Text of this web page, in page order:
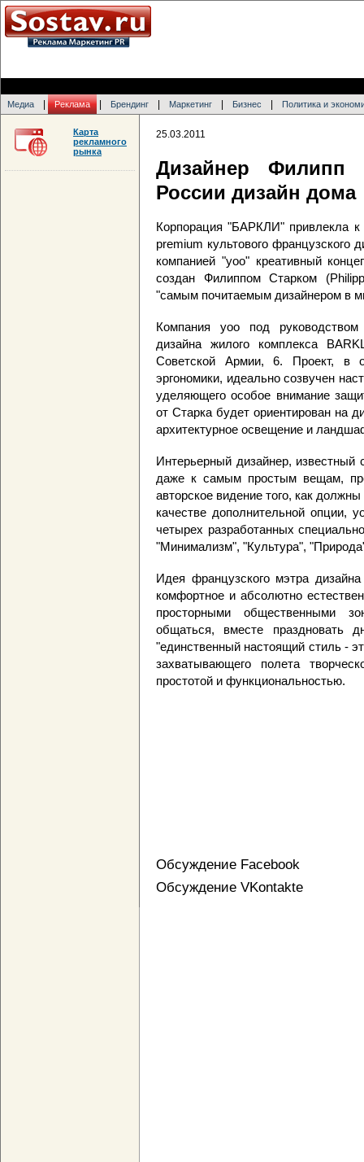
Медиа Реклама Брендинг Маркетинг Бизнес Политика и
25.03.2011
Дизайнер Филипп
России дизайн дома
Корпорация "БАРКЛИ" привлекла
premium культового французского
компанией "yoo" креативный
создан Филиппом Старком
"самым почитаемым дизайнером в
Компания yoo под
дизайна жилого комплекса
Советской Армии, 6. Проект, в
эргономики, идеально созвучен
уделяющего особое внимание
от Старка будет ориентирован на
архитектурное освещение и
Интерьерный дизайнер,
даже к самым простым вещам,
авторское видение того, как
качестве дополнительной опции,
четырех разработанных
"Минимализм", "Культура",
Идея французского мэтра
комфортное и абсолютно
просторными общественными
общаться, вместе праздновать
"единственный настоящий стиль -
захватывающего полета
простотой и функциональностью.
Обсуждение Facebook
Обсуждение VKontakte
Карта
рекламного
рынка